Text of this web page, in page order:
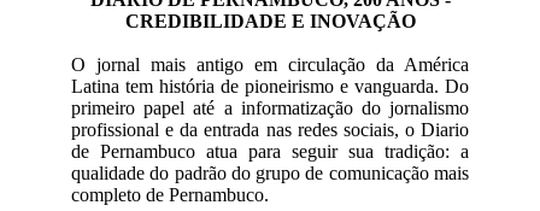
CREDIBILIDADE E INOVAÇÃO
O jornal mais antigo em circulação da América
Latina tem história de pioneirismo e vanguarda. Do
primeiro papel até a informatização do jornalismo
profissional e da entrada nas redes sociais, o Diario
de Pernambuco atua para seguir sua tradição: a
qualidade do padrão do grupo de comunicação mais
completo de Pernambuco.